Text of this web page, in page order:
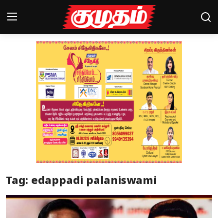
Magazines
Special Story
Tag: edappadi palaniswami